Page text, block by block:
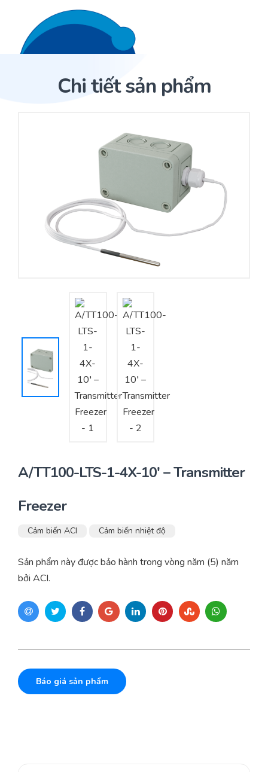
Trang Chủ
Nhà phân phối cảm biến
Nhà sản xuất thiết bị điều khiển
Cung cấp giải pháp quản lý cho toà nhà (BMS)
Tư vấn – Thiết kế – Cung cấp thiết bị HVAC
Tư vấn thiết kế, thi công tủ điều khiển
Thi công – Lắp đặt hệ thống HVAC
Bài viết
Chi tiết sản phẩm
A/TT100-LTS-1-4X-10′ – Transmitter
Freezer
Cảm biến ACI Cảm biến nhiệt độ
Sản phẩm này được bảo hành trong vòng năm (5) năm
bởi ACI.
Báo giá sản phẩm